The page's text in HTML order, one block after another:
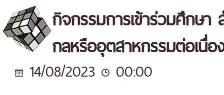
กิจกรรมการเข้าร่วมศึกษา
กลหรืออุตสาหกรรมต่อเนื่
14/08/2023 00:00